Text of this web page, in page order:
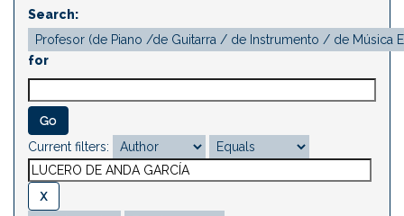
Search:
for
Current filters: